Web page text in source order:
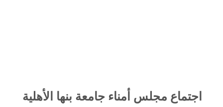
اجتماع مجلس أمناء جامعة بنها الأهلية